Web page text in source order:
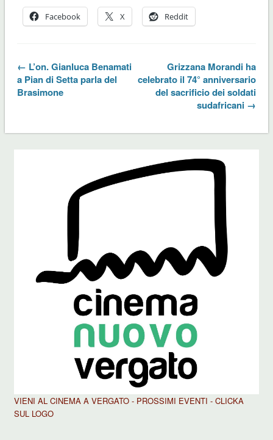
Facebook X Reddit
← L’on. Gianluca Benamati
a Pian di Setta parla del
Brasimone
Grizzana Morandi ha
celebrato il 74° anniversario
del sacrificio dei soldati
sudafricani →
VIENI AL CINEMA A VERGATO - PROSSIMI EVENTI - CLICKA
SUL LOGO